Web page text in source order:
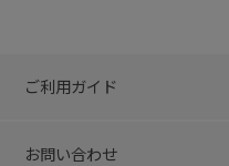
ご利用ガイド
お問い合わせ